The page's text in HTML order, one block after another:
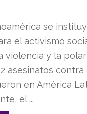
se
el activismo
violencia y la
asesinatos
en América
el ...